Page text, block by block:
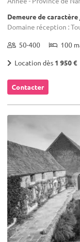
Demeure de
Domaine réception :
50-400 100
Location dès 1 950 €
Contacter